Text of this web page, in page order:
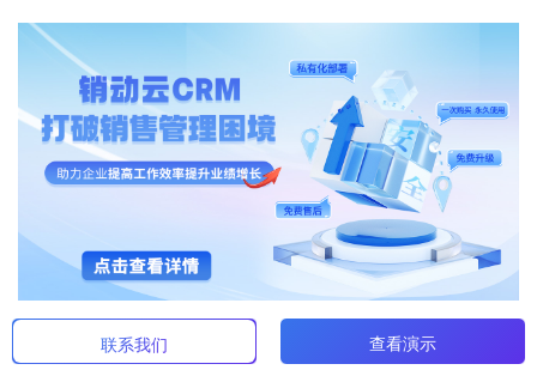
联系我们 查看演示